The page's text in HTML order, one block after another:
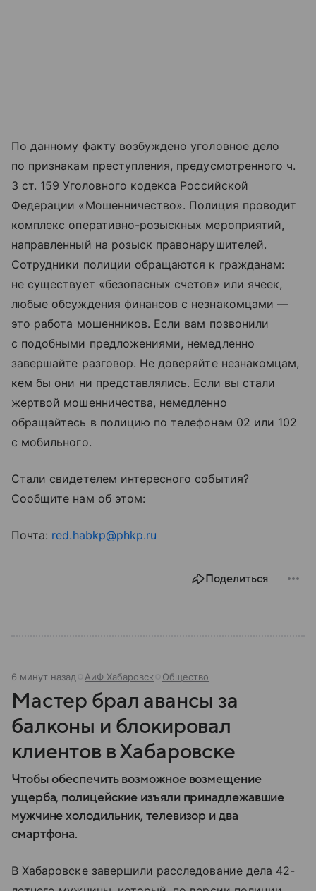
По данному факту возбуждено уголовное дело
по признакам преступления, предусмотренного ч.
3 ст. 159 Уголовного кодекса Российской
Федерации «Мошенничество». Полиция проводит
комплекс оперативно-розыскных мероприятий,
направленный на розыск правонарушителей.
Сотрудники полиции обращаются к гражданам:
не существует «безопасных счетов» или ячеек,
любые обсуждения финансов с незнакомцами —
это работа мошенников. Если вам позвонили
с подобными предложениями, немедленно
завершайте разговор. Не доверяйте незнакомцам,
кем бы они ни представлялись. Если вы стали
жертвой мошенничества, немедленно
обращайтесь в полицию по телефонам 02 или 102
с мобильного.
Стали свидетелем интересного события?
Сообщите нам об этом:
Почта: red.habkp@phkp.ru
Поделиться
6 минут назад АиФ Хабаровск Общество
Мастер брал авансы за
балконы и блокировал
клиентов в Хабаровске
Чтобы обеспечить возможное возмещение
ущерба, полицейские изъяли принадлежавшие
мужчине холодильник, телевизор и два
смартфона.
В Хабаровске завершили расследование дела 42-